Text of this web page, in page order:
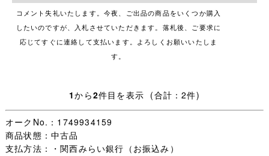
3. 冬スカート MITSUKOSHI
ウエスト 61～64ｃｍ
ベルト込丈 55ｃｍ
ベルトの端に少し擦れがあります
前に1か所汚れがあります
・振込 関西みらい銀行のみ
・クレジット決済ご希望の際はメッセージにてご相談くだ
さい。
・「落札額＋送料」をお振込みください。
コメント失礼いたします。今夜、ご出品の商品をいくつか購入
したいのですが、入札させていただきます。落札後、ご要求に
応じてすぐに連絡して支払います。よろしくお願いいたしま
す。
1から2件目を表示 (合計：2件)
オークNo.：1749934159
商品状態：中古品
支払方法：・関西みらい銀行（お振込み）